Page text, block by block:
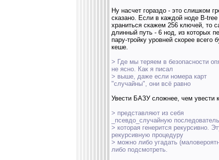
Ну насчет гораздо - это слишком
сказано. Если в каждой ноде B-tree
храниться скажем 256 ключей, то
длинный путь - 6 нод, из которых
пару-тройку уровней скорее всего
кеше.
> Где мы теряем в безопасности
не ясно. Как я писал
> выше, даже если номера карт
"случайны", они всё равно
Увести БАЗУ сложнее, чем увести
> представляют из себя
_псевдо_случайную
> которая генерится рекурсивно.
рекурсивную процедуру
> можно либо угадать
либо подсмотреть.